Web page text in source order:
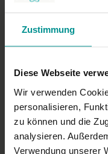
Zustimmung
Diese Webseite
Wir verwenden
personalisieren,
zu können und die
analysieren.
Verwendung unserer
Daniela S. Mai 17, 2019
und sinnloser
hat so ein Video hier
0